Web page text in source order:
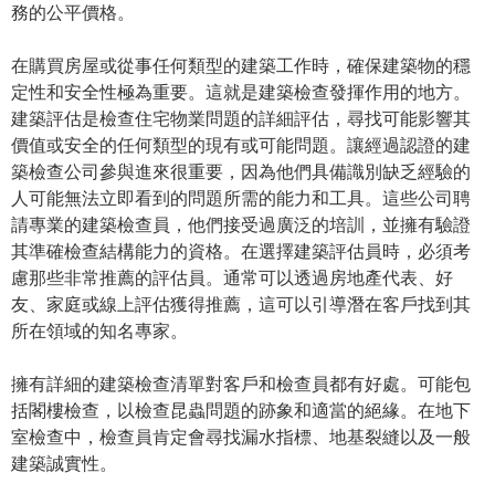
務的公平價格。
在購買房屋或從事任何類型的建築工作時，確保建築物的穩
定性和安全性極為重要。這就是建築檢查發揮作用的地方。
建築評估是檢查住宅物業問題的詳細評估，尋找可能影響其
價值或安全的任何類型的現有或可能問題。讓經過認證的建
築檢查公司參與進來很重要，因為他們具備識別缺乏經驗的
人可能無法立即看到的問題所需的能力和工具。這些公司聘
請專業的建築檢查員，他們接受過廣泛的培訓，並擁有驗證
其準確檢查結構能力的資格。在選擇建築評估員時，必須考
慮那些非常推薦的評估員。通常可以透過房地產代表、好
友、家庭或線上評估獲得推薦，這可以引導潛在客戶找到其
所在領域的知名專家。
擁有詳細的建築檢查清單對客戶和檢查員都有好處。可能包
括閣樓檢查，以檢查昆蟲問題的跡象和適當的絕緣。在地下
室檢查中，檢查員肯定會尋找漏水指標、地基裂縫以及一般
建築誠實性。